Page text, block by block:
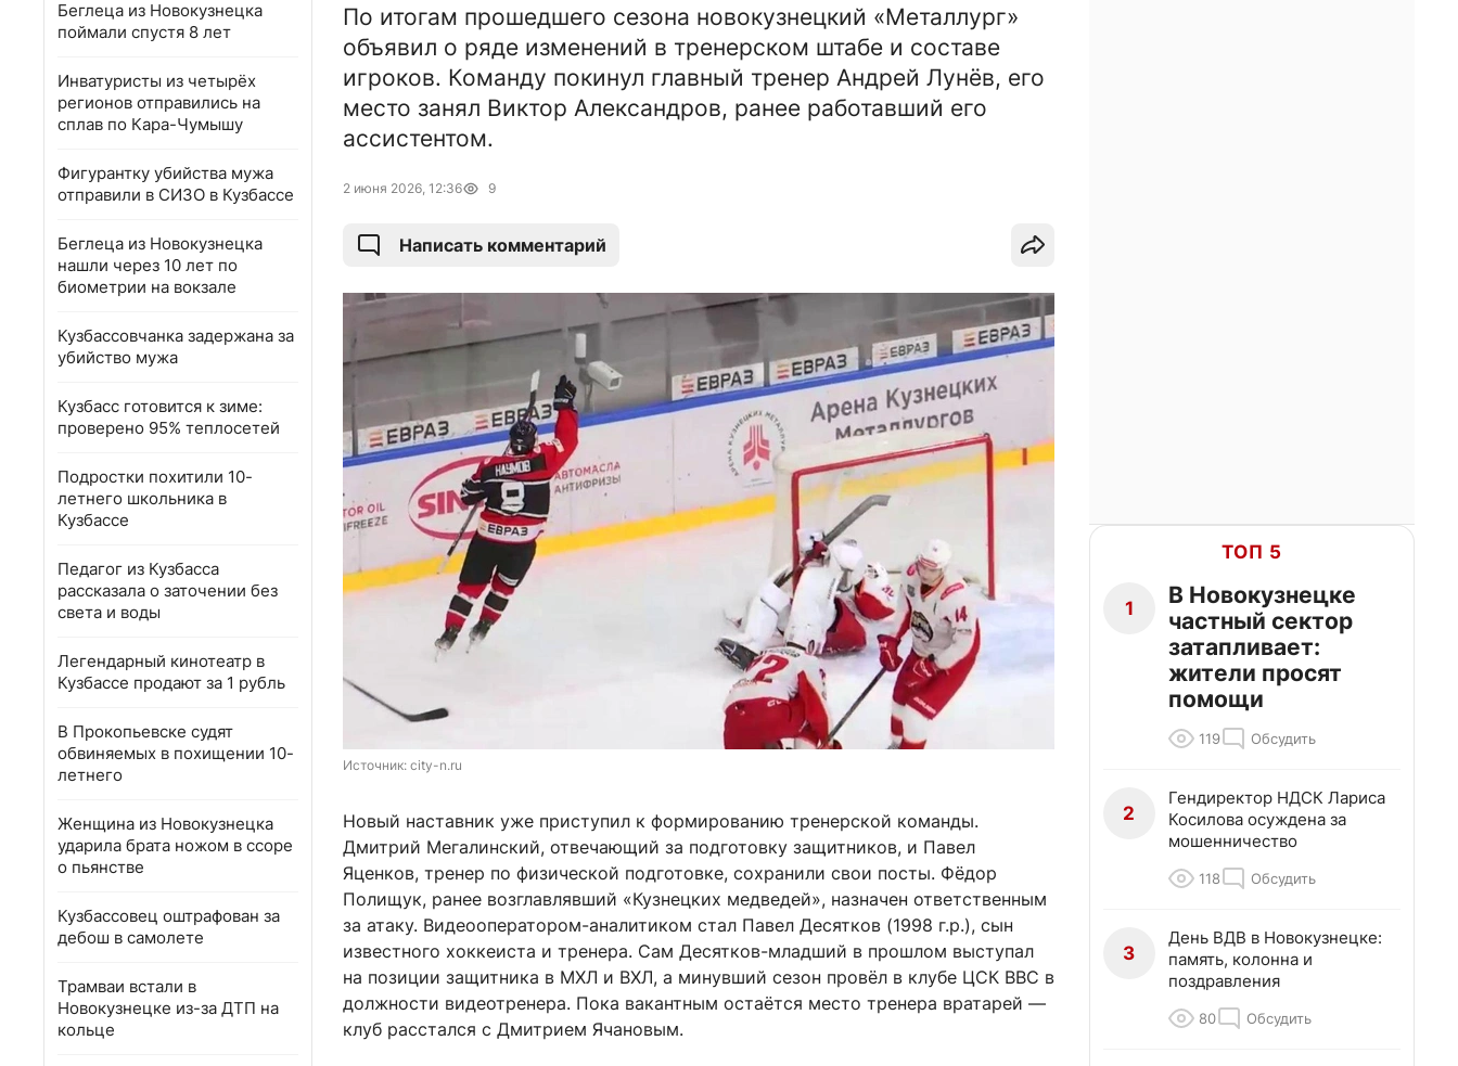
Беглеца из Новокузнецка
поймали спустя 8 лет
Инватуристы из четырёх
регионов отправились на
сплав по Кара-Чумышу
Фигурантку убийства мужа
отправили в СИЗО в Кузбассе
Беглеца из Новокузнецка
нашли через 10 лет по
биометрии на вокзале
Кузбассовчанка задержана за
убийство мужа
Кузбасс готовится к зиме:
проверено 95% теплосетей
Подростки похитили 10-
летнего школьника в
Кузбассе
Педагог из Кузбасса
рассказала о заточении без
света и воды
Легендарный кинотеатр в
Кузбассе продают за 1 рубль
В Прокопьевске судят
обвиняемых в похищении 10-
летнего
Женщина из Новокузнецка
ударила брата ножом в ссоре
о пьянстве
Кузбассовец оштрафован за
дебош в самолете
Трамваи встали в
Новокузнецке из-за ДТП на
кольце
По итогам прошедшего сезона новокузнецкий «Металлург»
объявил о ряде изменений в тренерском штабе и составе
игроков. Команду покинул главный тренер Андрей Лунёв, его
место занял Виктор Александров, ранее работавший его
ассистентом.
2 июня 2026, 12:36 9
Написать комментарий
Источник: city-n.ru
Новый наставник уже приступил к формированию тренерской команды.
Дмитрий Мегалинский, отвечающий за подготовку защитников, и Павел
Яценков, тренер по физической подготовке, сохранили свои посты. Фёдор
Полищук, ранее возглавлявший «Кузнецких медведей», назначен ответственным
за атаку. Видеооператором-аналитиком стал Павел Десятков (1998 г.р.), сын
известного хоккеиста и тренера. Сам Десятков-младший в прошлом выступал
на позиции защитника в МХЛ и ВХЛ, а минувший сезон провёл в клубе ЦСК ВВС в
должности видеотренера. Пока вакантным остаётся место тренера вратарей —
клуб расстался с Дмитрием Ячановым.
ТОП 5
1
В Новокузнецке
частный сектор
затапливает:
жители просят
помощи
119 Обсудить
2
Гендиректор НДСК Лариса
Косилова осуждена за
мошенничество
118 Обсудить
3
День ВДВ в Новокузнецке:
память, колонна и
поздравления
80 Обсудить